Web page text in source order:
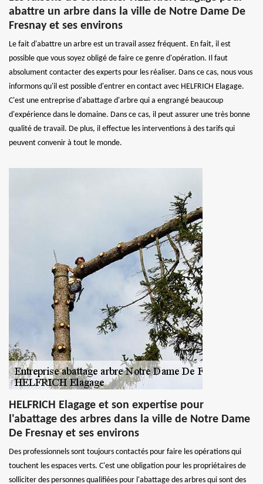
abattre un arbre dans la ville de Notre Dame De
Fresnay et ses environs
Le fait d'abattre un arbre est un travail assez fréquent. En fait, il est
possible que vous soyez obligé de faire ce genre d'opération. Il faut
absolument contacter des experts pour les réaliser. Dans ce cas, nous vous
informons qu'il est possible d'entrer en contact avec HELFRICH Elagage.
C'est une entreprise d'abattage d'arbre qui a engrangé beaucoup
d'expérience dans le domaine. Dans ce cas, il peut assurer une très bonne
qualité de travail. De plus, il effectue les interventions à des tarifs qui
peuvent convenir à tout le monde.
HELFRICH Elagage et son expertise pour
l'abattage des arbres dans la ville de Notre Dame
De Fresnay et ses environs
Des professionnels sont toujours contactés pour faire les opérations qui
touchent les espaces verts. C'est une obligation pour les propriétaires de
solliciter des personnes qualifiées pour l'abattage des arbres qui sont des